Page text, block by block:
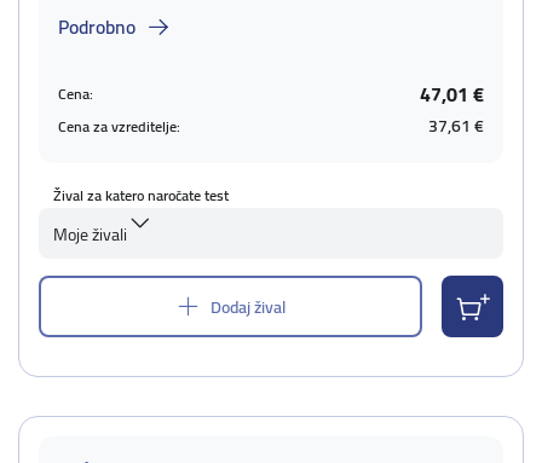
Podrobno
Cena: 47,01 €
Cena za vzreditelje: 37,61 €
Žival za katero naročate test
Moje živali
Dodaj žival